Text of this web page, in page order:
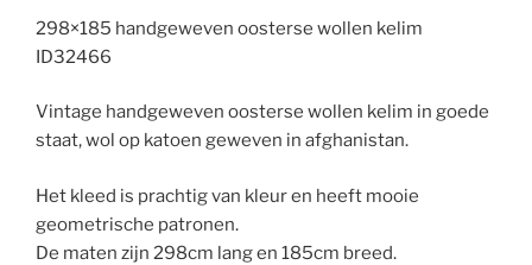
298×185 handgeweven oosterse wollen kelim
ID32466
Vintage handgeweven oosterse wollen kelim in goede
staat, wol op katoen geweven in afghanistan.
Het kleed is prachtig van kleur en heeft mooie
geometrische patronen.
De maten zijn 298cm lang en 185cm breed.